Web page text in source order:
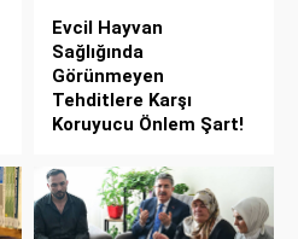
Evcil Hayvan
Sağlığında
Görünmeyen
Tehditlere Karşı
Koruyucu Önlem Şart!